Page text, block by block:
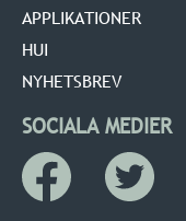
APPLIKATIONER
HUI
NYHETSBREV
SOCIALA MEDIER